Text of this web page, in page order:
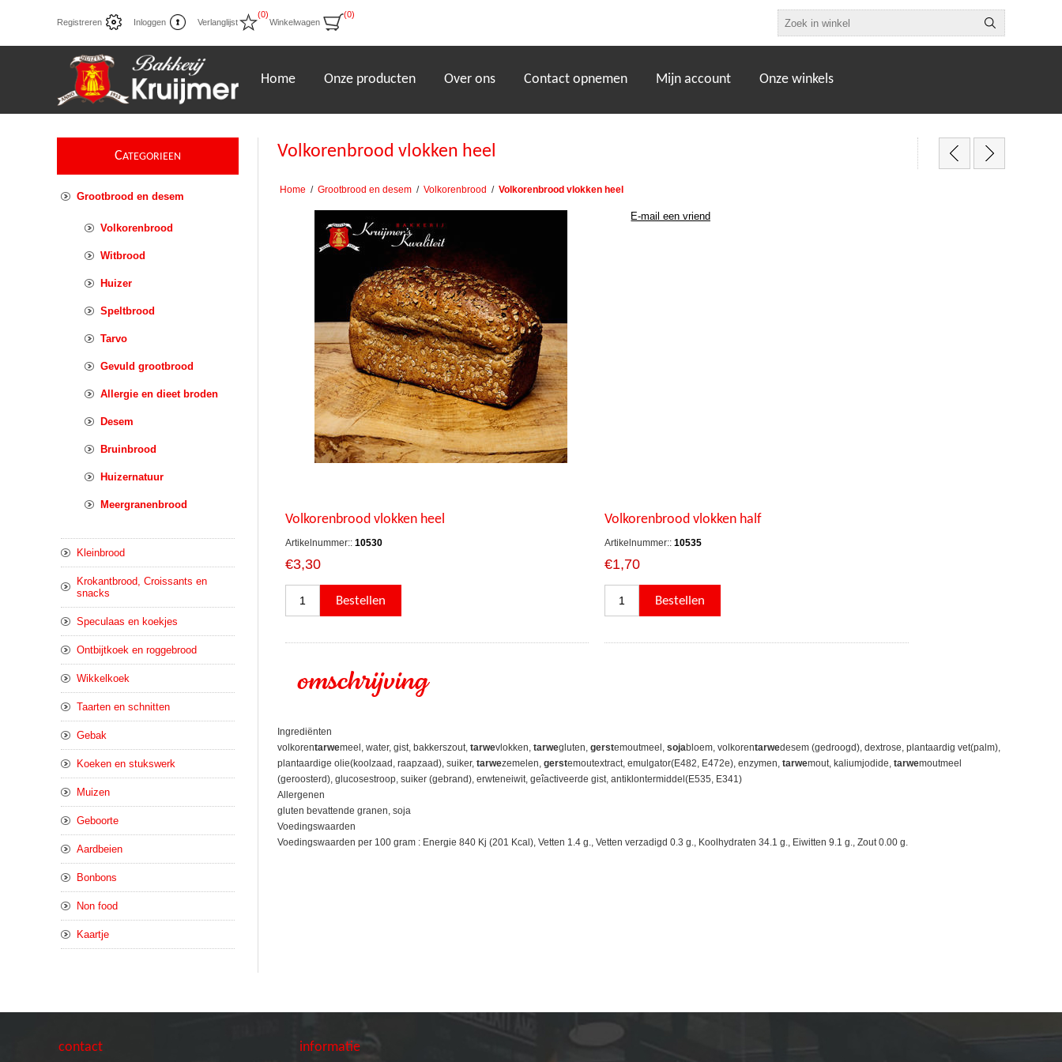
Registreren Inloggen Verlanglijst
(0)
Winkelwagen
(0)
Home Onze producten Over ons Contact opnemen Mijn account Onze winkels
Volkorenbrood vlokken heel
Home / Grootbrood en desem / Volkorenbrood / Volkorenbrood vlokken heel
Volkorenbrood vlokken heel
Artikelnummer:: 10530
€3,30
Volkorenbrood vlokken half
Artikelnummer:: 10535
€1,70
omschrijving
Ingrediënten
volkorentarwemeel, water, gist, bakkerszout, tarwevlokken, tarwegluten, gerstemoutmeel, sojabloem, volkorentarwedesem (gedroogd), dextrose, plantaardig vet(palm),
plantaardige olie(koolzaad, raapzaad), suiker, tarwezemelen, gerstemoutextract, emulgator(E482, E472e), enzymen, tarwemout, kaliumjodide, tarwemoutmeel
(geroosterd), glucosestroop, suiker (gebrand), erwteneiwit, geîactiveerde gist, antiklontermiddel(E535, E341)
Allergenen
gluten bevattende granen, soja
Voedingswaarden
Voedingswaarden per 100 gram : Energie 840 Kj (201 Kcal), Vetten 1.4 g., Vetten verzadigd 0.3 g., Koolhydraten 34.1 g., Eiwitten 9.1 g., Zout 0.00 g.
CATEGORIEEN
Grootbrood en desem
Volkorenbrood
Witbrood
Huizer
Speltbrood
Tarvo
Gevuld grootbrood
Allergie en dieet broden
Desem
Bruinbrood
Huizernatuur
Meergranenbrood
Kleinbrood
Krokantbrood, Croissants en
snacks
Speculaas en koekjes
Ontbijtkoek en roggebrood
Wikkelkoek
Taarten en schnitten
Gebak
Koeken en stukswerk
Muizen
Geboorte
Aardbeien
Bonbons
Non food
Kaartje
contact informatie